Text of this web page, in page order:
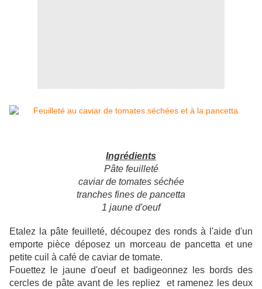
Ingrédients
Pâte feuilleté
caviar de tomates séchée
tranches fines de pancetta
1 jaune d'oeuf
Etalez la pâte feuilleté, découpez des ronds à l'aide d'un
emporte pièce déposez un morceau de pancetta et une
petite cuil à café de caviar de tomate.
Fouettez le jaune d'oeuf et badigeonnez les bords des
cercles de pâte avant de les repliez et ramenez les deux